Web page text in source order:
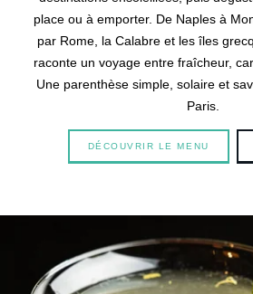
place ou à emporter. De Naples à
par Rome, la Calabre et les îles
raconte un voyage entre fraîcheur,
Une parenthèse simple, solaire et
Paris.
DÉCOUVRIR LE MENU
Français
Suites
Restaurant & Bar
Petit-déjeuner
Groupes &